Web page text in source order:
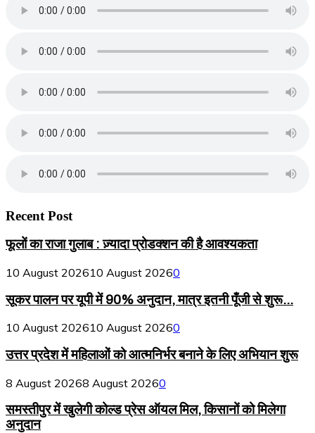
Recent Post
फूलों का राजा गुलाब : ज़्यादा प्रोडक्शन की है आवश्यकता
10 August 202610 August 20260
सूकर पालन पर यूपी में 90% अनुदान, मात्र इतनी पूँजी से शुरू...
10 August 202610 August 20260
उत्तर प्रदेश में महिलाओं को आत्मनिर्भर बनाने के लिए अभियान शुरू
8 August 20268 August 20260
समस्तीपुर में खुलेगी कोल्ड प्रेस ऑयल मिल, किसानों को मिलेगा
अनुदान